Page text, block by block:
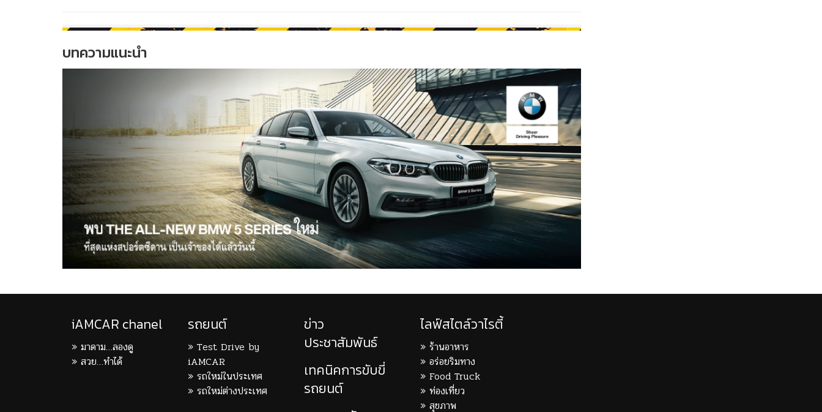
บทความแนะนำ
iAMCAR chanel
มาดาม…ลองดู
สวย…ทำได้
รถยนต์
Test Drive by
iAMCAR
รถใหม่ในประเทศ
รถใหม่ต่างประเทศ
ข่าว
ประชาสัมพันธ์
เทคนิคการขับขี่
รถยนต์
ไลฟ์สไตล์วาไรตี้
ร้านอาหาร
อร่อยริมทาง
Food Truck
ท่องเที่ยว
สุขภาพ